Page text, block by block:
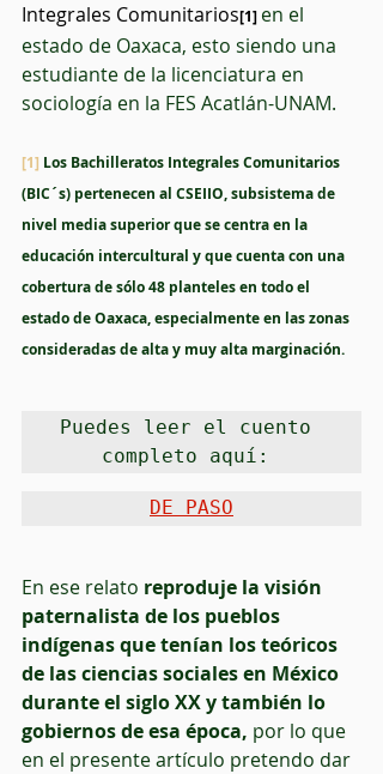
Integrales Comunitarios[1] en el
estado de Oaxaca, esto siendo una
estudiante de la licenciatura en
sociología en la FES Acatlán-UNAM.
[1] Los Bachilleratos Integrales Comunitarios
(BIC´s) pertenecen al CSEIIO, subsistema de
nivel media superior que se centra en la
educación intercultural y que cuenta con una
cobertura de sólo 48 planteles en todo el
estado de Oaxaca, especialmente en las zonas
consideradas de alta y muy alta marginación.
Puedes leer el cuento
completo aquí:
DE PASO
En ese relato reproduje la visión
paternalista de los pueblos
indígenas que tenían los teóricos
de las ciencias sociales en México
durante el siglo XX y también lo
gobiernos de esa época, por lo que
en el presente artículo pretendo dar